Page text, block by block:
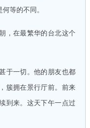
等的不同。
在最繁华的台北这个
一切。他的朋友也都
簇拥在景行厅前。前来
到来。这天下午一点过